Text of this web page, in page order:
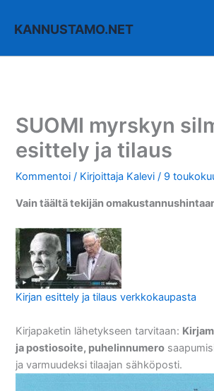
sisältöön
KANNUSTAMO.NET
SUOMI myrskyn
esittely ja tilaus
Kommentoi / Kirjoittaja Kalevi/ 9
Vain täältä tekijän
Kirjan esittely ja tilaus verkkokaupasta
Kirjapaketin lähetykseen tarvitaan:
ja postiosoite, puhelinnumero
ja varmuudeksi tilaajan sähköposti.